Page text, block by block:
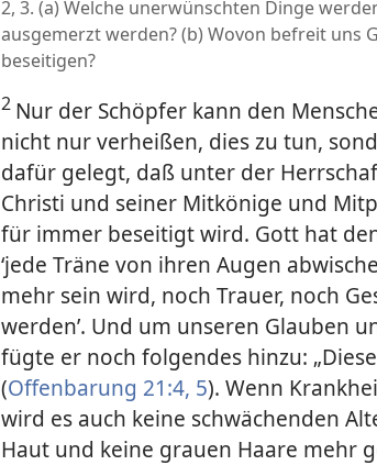
2, 3. (a) Welche unerwünschten Dinge
ausgemerzt werden? (b) Wovon befreit uns
beseitigen?
2 Nur der Schöpfer kann den
nicht nur verheißen, dies zu tun,
dafür gelegt, daß unter der
Christi und seiner Mitkönige und
für immer beseitigt wird. Gott hat
‘jede Träne von ihren Augen
mehr sein wird, noch Trauer, noch
werden’. Und um unseren Glauben
fügte er noch folgendes hinzu:
(Offenbarung 21:4, 5). Wenn
wird es auch keine schwächenden
Haut und keine grauen Haare mehr